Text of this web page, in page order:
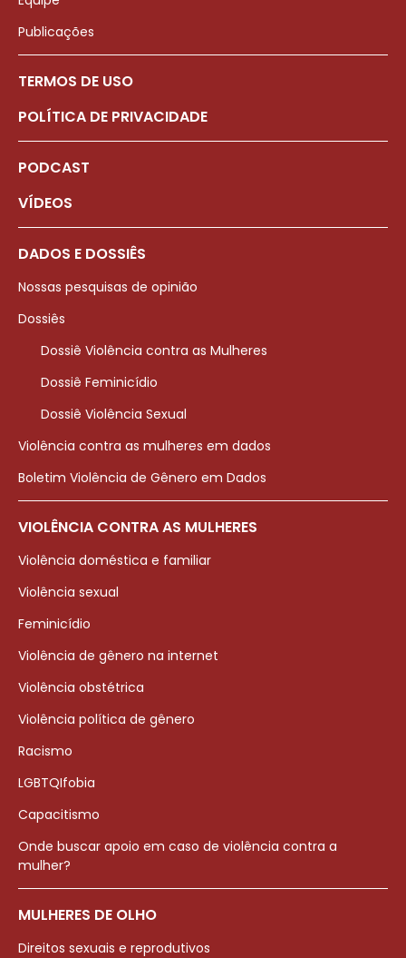
Publicações
TERMOS DE USO
POLÍTICA DE PRIVACIDADE
PODCAST
VÍDEOS
DADOS E DOSSIÊS
Nossas pesquisas de opinião
Dossiês
Dossiê Violência contra as Mulheres
Dossiê Feminicídio
Dossiê Violência Sexual
Violência contra as mulheres em dados
Boletim Violência de Gênero em Dados
VIOLÊNCIA CONTRA AS MULHERES
Violência doméstica e familiar
Violência sexual
Feminicídio
Violência de gênero na internet
Violência obstétrica
Violência política de gênero
Racismo
LGBTQIfobia
Capacitismo
Onde buscar apoio em caso de violência contra a
mulher?
MULHERES DE OLHO
Direitos sexuais e reprodutivos